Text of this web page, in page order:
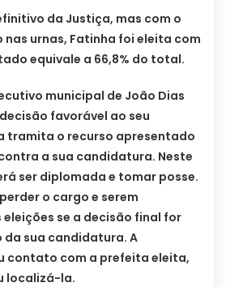
da Justiça, mas com o
nas urnas, Fatinha foi eleita com
equivale a 66,8% do total.
municipal de João Dias
favorável ao seu
tramita o recurso apresentado
a sua candidatura. Neste
ser diplomada e tomar posse.
o cargo e serem
se a decisão final for
sua candidatura. A
contato com a prefeita eleita,
localizá-la.